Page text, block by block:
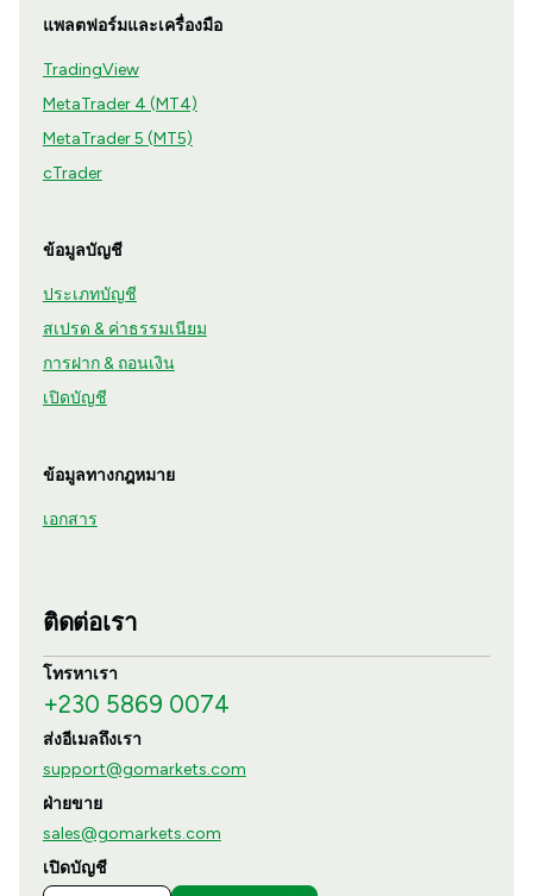
แพลตฟอร์มและเครื่องมือ
TradingView
MetaTrader 4 (MT4)
MetaTrader 5 (MT5)
cTrader
ข้อมูลบัญชี
ประเภทบัญชี
สเปรด & ค่าธรรมเนียม
การฝาก & ถอนเงิน
เปิดบัญชี
ข้อมูลทางกฎหมาย
เอกสาร
ติดต่อเรา
โทรหาเรา
+230 5869 0074
ส่งอีเมลถึงเรา
support@gomarkets.com
ฝ่ายขาย
sales@gomarkets.com
เปิดบัญชี